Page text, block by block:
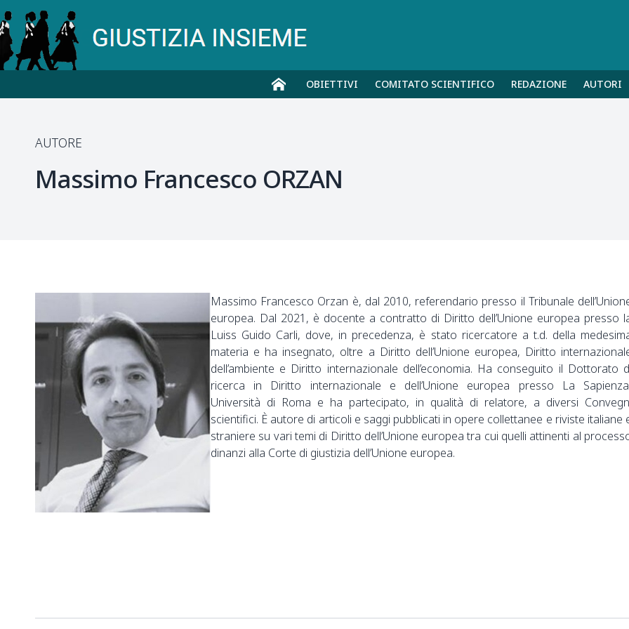
OBIETTIVI COMITATO SCIENTIFICO REDAZIONE AUTORI
AUTORE
Massimo Francesco ORZAN
Massimo Francesco Orzan è, dal 2010, referendario presso il Tribunale
europea. Dal 2021, è docente a contratto di Diritto dell’Unione europea presso
Luiss Guido Carli, dove, in precedenza, è stato ricercatore a t.d. della
materia e ha insegnato, oltre a Diritto dell’Unione europea, Diritto
dell’ambiente e Diritto internazionale dell’economia. Ha conseguito il Dottorato
ricerca in Diritto internazionale e dell’Unione europea presso La
Università di Roma e ha partecipato, in qualità di relatore, a diversi
scientifici. È autore di articoli e saggi pubblicati in opere collettanee e riviste italiane
straniere su vari temi di Diritto dell’Unione europea tra cui quelli attinenti al
dinanzi alla Corte di giustizia dell’Unione europea.